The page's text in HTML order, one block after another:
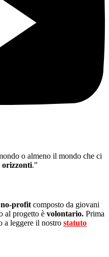
o almeno il mondo che ci
orizzonti.”
profit composto da giovani
al progetto è volontario. Prima
a leggere il nostro statuto